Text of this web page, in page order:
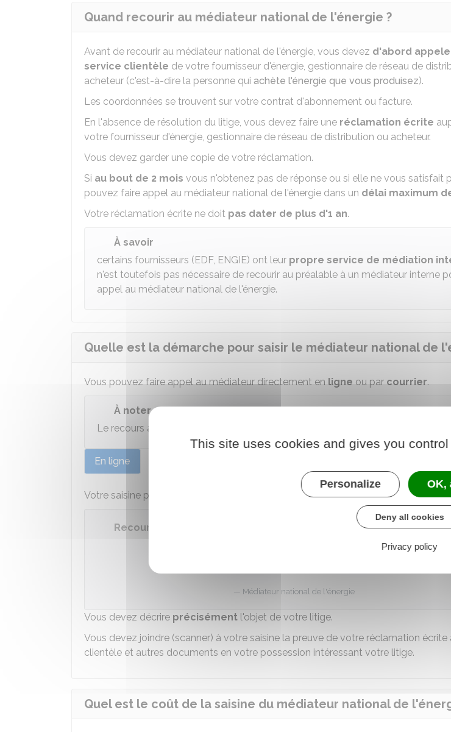
Quand recourir au médiateur national de l'énergie ?
Avant de recourir au médiateur national de l'énergie, vous devez d'abord
service clientèle de votre fournisseur d'énergie, gestionnaire de réseau de
acheteur (c'est-à-dire la personne qui achète l'énergie que vous produisez).
Les coordonnées se trouvent sur votre contrat d'abonnement ou facture.
En l'absence de résolution du litige, vous devez faire une réclamation écrite
votre fournisseur d'énergie, gestionnaire de réseau de distribution ou acheteur.
Vous devez garder une copie de votre réclamation.
Si au bout de 2 mois vous n'obtenez pas de réponse ou si elle ne vous satisfait
pouvez faire appel au médiateur national de l'énergie dans un délai maximum
Votre réclamation écrite ne doit pas dater de plus d'1 an.
À savoir
certains fournisseurs (EDF, ENGIE) ont leur propre service de médiation
n'est toutefois pas nécessaire de recourir au préalable à un médiateur interne
appel au médiateur national de l'énergie.
Quelle est la démarche pour saisir le médiateur national de
Vous pouvez faire appel au médiateur directement en ligne ou par courrier.
À noter
Le recours à la médiation
En ligne
Votre saisine peut être faite directement en ligne :
Recourir au Médiateur national de l'énergie en ligne
Médiateur national de l'énergie
Vous devez décrire précisément l'objet de votre litige.
Vous devez joindre (scanner) à votre saisine la preuve de votre réclamation écrite
clientèle et autres documents en votre possession intéressant votre litige.
Quel est le coût de la saisine du médiateur national de
This site uses cookies and gives you
Personalize OK,
Deny all cookies
Privacy policy